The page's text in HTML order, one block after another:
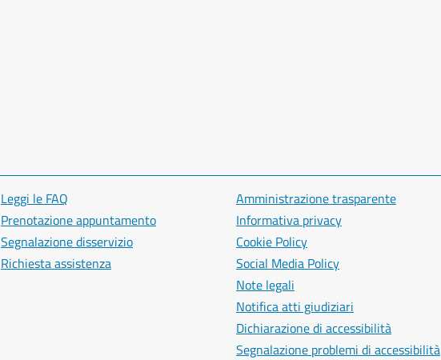
Leggi le FAQ
Prenotazione appuntamento
Segnalazione disservizio
Richiesta assistenza
Amministrazione trasparente
Informativa privacy
Cookie Policy
Social Media Policy
Note legali
Notifica atti giudiziari
Dichiarazione di accessibilità
Segnalazione problemi di accessibilità